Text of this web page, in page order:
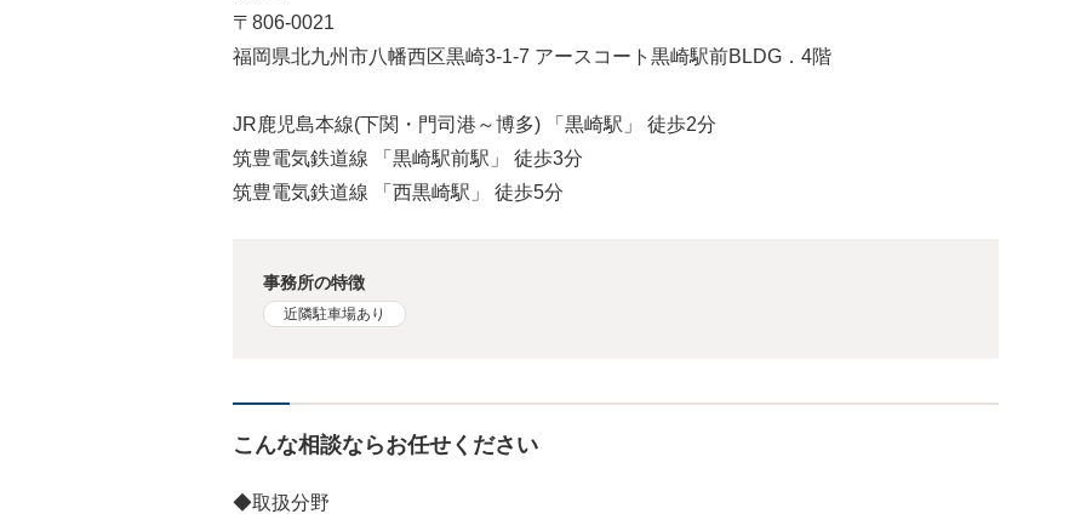
〒806-0021
福岡県北九州市八幡西区黒崎3-1-7 アースコート黒崎駅前BLDG．4階
JR鹿児島本線(下関・門司港～博多) 「黒崎駅」 徒歩2分
筑豊電気鉄道線 「黒崎駅前駅」 徒歩3分
筑豊電気鉄道線 「西黒崎駅」 徒歩5分
事務所の特徴
近隣駐車場あり
こんな相談ならお任せください
◆取扱分野